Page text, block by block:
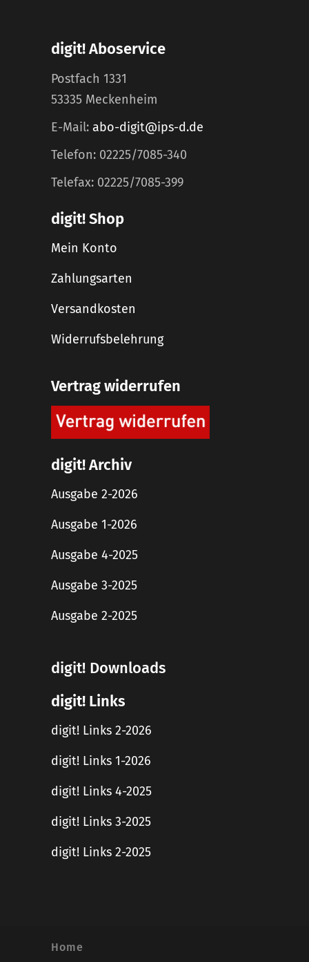
digit! Aboservice
Postfach 1331
53335 Meckenheim
E-Mail: abo-digit@ips-d.de
Telefon: 02225/7085-340
Telefax: 02225/7085-399
digit! Shop
Mein Konto
Zahlungsarten
Versandkosten
Widerrufsbelehrung
Vertrag widerrufen
digit! Archiv
Ausgabe 2-2026
Ausgabe 1-2026
Ausgabe 4-2025
Ausgabe 3-2025
Ausgabe 2-2025
digit! Downloads
digit! Links
digit! Links 2-2026
digit! Links 1-2026
digit! Links 4-2025
digit! Links 3-2025
digit! Links 2-2025
Home